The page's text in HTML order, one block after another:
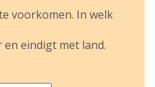
voorkomen. In welk
eindigt met land.